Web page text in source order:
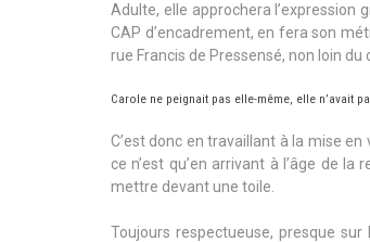
Adulte, elle approchera l’expression
CAP d’encadrement, en fera son
rue Francis de Pressensé, non loin du
Carole ne peignait pas elle-même, elle n’avait
C’est donc en travaillant à la mise
ce n’est qu’en arrivant à l’âge de
mettre devant une toile.
Toujours respectueuse, presque